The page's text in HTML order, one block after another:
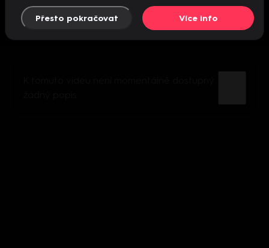
Přesto pokračovat Více info